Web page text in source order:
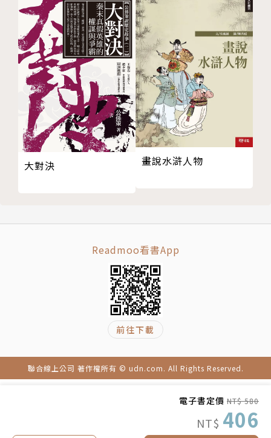
電子書定價 NT$ 580
NT$ 406
為了振興漁業，每週三不准吃肉只能吃魚，要吃肉還得
申請許可證？
私人廁所太貴，只好狂蓋公共廁所，讓城市裡飄滿排泄
物的氣味，卻是現代化與進步的象徵？
因為人口爆炸，勞力太多，所以沒有法定最低薪資，只
有最高薪資？
地位高的客人安排在主人的起居室吃飯，地位低的通通
趕到大廳去吃飯？
真面目三 女王的宮廷和上流階層各種任性，這樣的政
強調「男性雄風」的遮陰布？
靠爸和人脈比工作能力還重要，喜歡把「我爸是誰誰誰
喔」掛在嘴邊還引以為傲？
明明犯下叛國罪，只因為認識宮裡的人，就只要寫悔過
女王喜歡到大臣家大開宴會，讓勛爵傾家蕩產，直接把
故意讓法國大使看到女王穿著晨衣（和她的胸部）在宮
真面目四 十六世紀鄉民各種狂，中二、自負、大膽堅
教育
國家地理知識
廣泛的世界知識
對於外來者的態度
種族歧視
科學知識
迷信與巫術
巫術
歷史意識
chapter 5 基本需求
chapter 6 服裝穿著
女性配件
化妝品及香水
男性配件
大對決 畫說水滸人物
Readmoo看書App
前往下載
聯合線上公司 著作權所有 © udn.com. All Rights Reserved.